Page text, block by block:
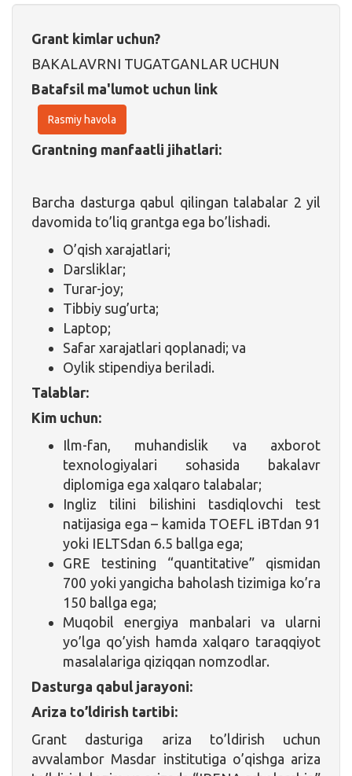
Grant kimlar uchun?
BAKALAVRNI TUGATGANLAR UCHUN
Batafsil ma'lumot uchun link
Rasmiy havola
Grantning manfaatli jihatlari:
Barcha dasturga qabul qilingan talabalar 2 yil
davomida to’liq grantga ega bo’lishadi.
O’qish xarajatlari;
Darsliklar;
Turar-joy;
Tibbiy sug’urta;
Laptop;
Safar xarajatlari qoplanadi; va
Oylik stipendiya beriladi.
Talablar:
Kim uchun:
Ilm-fan, muhandislik va axborot
texnologiyalari sohasida bakalavr
diplomiga ega xalqaro talabalar;
Ingliz tilini bilishini tasdiqlovchi test
natijasiga ega – kamida TOEFL iBTdan 91
yoki IELTSdan 6.5 ballga ega;
GRE testining “quantitative” qismidan
700 yoki yangicha baholash tizimiga ko’ra
150 ballga ega;
Muqobil energiya manbalari va ularni
yo’lga qo’yish hamda xalqaro taraqqiyot
masalalariga qiziqqan nomzodlar.
Dasturga qabul jarayoni:
Ariza to’ldirish tartibi:
Grant dasturiga ariza to’ldirish uchun
avvalambor Masdar institutiga o’qishga ariza